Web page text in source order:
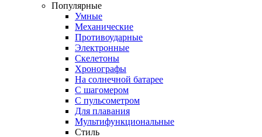
Популярные
Умные
Механические
Противоударные
Электронные
Скелетоны
Хронографы
На солнечной батарее
С шагомером
С пульсометром
Для плавания
Мультифункциональные
Стиль